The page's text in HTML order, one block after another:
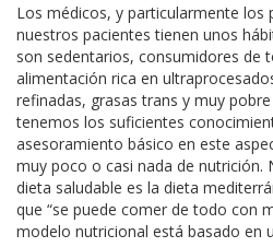
Los médicos, y particularmente los
nuestros pacientes tienen unos
son sedentarios, consumidores de
alimentación rica en
refinadas, grasas trans y muy
tenemos los suficientes
asesoramiento básico en este
muy poco o casi nada de nutrición.
dieta saludable es la dieta
que “se puede comer de todo con
modelo nutricional está basado en